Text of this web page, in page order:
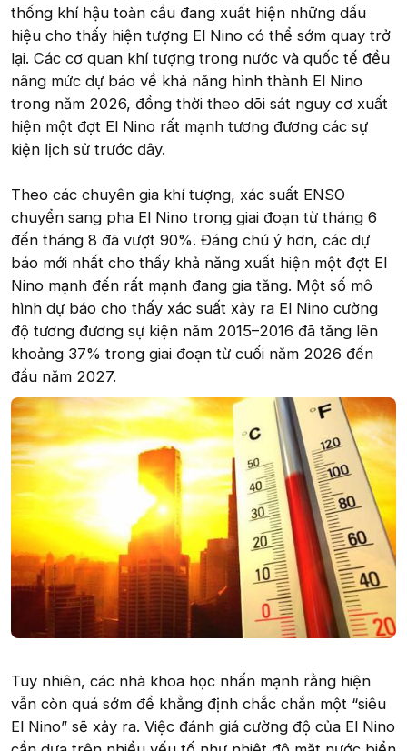
thống khí hậu toàn cầu đang xuất hiện những dấu
hiệu cho thấy hiện tượng El Nino có thể sớm quay trở
lại. Các cơ quan khí tượng trong nước và quốc tế đều
nâng mức dự báo về khả năng hình thành El Nino
trong năm 2026, đồng thời theo dõi sát nguy cơ xuất
hiện một đợt El Nino rất mạnh tương đương các sự
kiện lịch sử trước đây.
Theo các chuyên gia khí tượng, xác suất ENSO
chuyển sang pha El Nino trong giai đoạn từ tháng 6
đến tháng 8 đã vượt 90%. Đáng chú ý hơn, các dự
báo mới nhất cho thấy khả năng xuất hiện một đợt El
Nino mạnh đến rất mạnh đang gia tăng. Một số mô
hình dự báo cho thấy xác suất xảy ra El Nino cường
độ tương đương sự kiện năm 2015–2016 đã tăng lên
khoảng 37% trong giai đoạn từ cuối năm 2026 đến
đầu năm 2027.
Tuy nhiên, các nhà khoa học nhấn mạnh rằng hiện
vẫn còn quá sớm để khẳng định chắc chắn một “siêu
El Nino” sẽ xảy ra. Việc đánh giá cường độ của El Nino